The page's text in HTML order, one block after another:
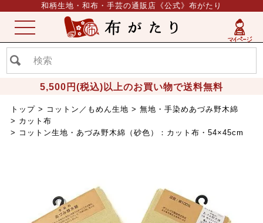
和柄生地・和布・手芸の通販店《公式》布がたり
5,500円(税込)以上のお買い物で送料無料
ME
NU
トップ コットン／もめん生地
無地・手染めあづみ野木綿
カット布
コットン生地・あづみ野木綿（砂色）：カット布・54×45cm